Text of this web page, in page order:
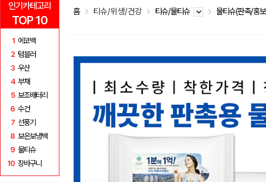
인기카테고리
TOP 10
1 에코백
2 텀블러
3 우산
4 부채
5 보조배터리
6 수건
7 선풍기
8 보온보냉백
9 물티슈
10 장바구니
홈 티슈/위생/건강 티슈/물티슈 물티슈(판촉/홍